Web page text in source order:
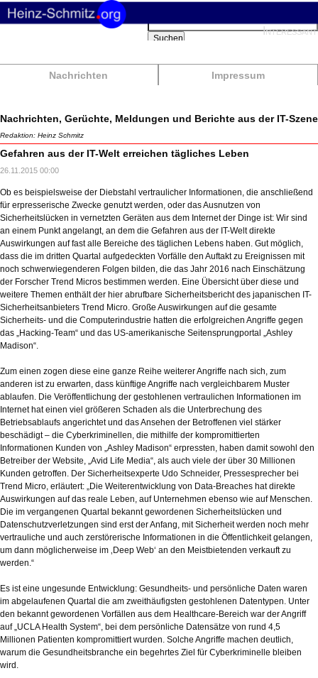
Nachrichten Impressum
Suchbegriffe
Suchen
Nachrichten, Gerüchte, Meldungen und Berichte aus der IT-Szene
Redaktion: Heinz Schmitz
Gefahren aus der IT-Welt erreichen tägliches Leben
26.11.2015 00:00
Ob es beispielsweise der Diebstahl vertraulicher Informationen, die anschließend
für erpresserische Zwecke genutzt werden, oder das Ausnutzen von
Sicherheitslücken in vernetzten Geräten aus dem Internet der Dinge ist: Wir sind
an einem Punkt angelangt, an dem die Gefahren aus der IT-Welt direkte
Auswirkungen auf fast alle Bereiche des täglichen Lebens haben. Gut möglich,
dass die im dritten Quartal aufgedeckten Vorfälle den Auftakt zu Ereignissen mit
noch schwerwiegenderen Folgen bilden, die das Jahr 2016 nach Einschätzung
der Forscher Trend Micros bestimmen werden. Eine Übersicht über diese und
weitere Themen enthält der hier abrufbare Sicherheitsbericht des japanischen IT-
Sicherheitsanbieters Trend Micro. Große Auswirkungen auf die gesamte
Sicherheits- und die Computerindustrie hatten die erfolgreichen Angriffe gegen
das „Hacking-Team“ und das US-amerikanische Seitensprungportal „Ashley
Madison“.
Zum einen zogen diese eine ganze Reihe weiterer Angriffe nach sich, zum
anderen ist zu erwarten, dass künftige Angriffe nach vergleichbarem Muster
ablaufen. Die Veröffentlichung der gestohlenen vertraulichen Informationen im
Internet hat einen viel größeren Schaden als die Unterbrechung des
Betriebsablaufs angerichtet und das Ansehen der Betroffenen viel stärker
beschädigt – die Cyberkriminellen, die mithilfe der kompromittierten
Informationen Kunden von „Ashley Madison“ erpressten, haben damit sowohl den
Betreiber der Website, „Avid Life Media“, als auch viele der über 30 Millionen
Kunden getroffen. Der Sicherheitsexperte Udo Schneider, Pressesprecher bei
Trend Micro, erläutert: „Die Weiterentwicklung von Data-Breaches hat direkte
Auswirkungen auf das reale Leben, auf Unternehmen ebenso wie auf Menschen.
Die im vergangenen Quartal bekannt gewordenen Sicherheitslücken und
Datenschutzverletzungen sind erst der Anfang, mit Sicherheit werden noch mehr
vertrauliche und auch zerstörerische Informationen in die Öffentlichkeit gelangen,
um dann möglicherweise im ‚Deep Web‘ an den Meistbietenden verkauft zu
werden.“
Es ist eine ungesunde Entwicklung: Gesundheits- und persönliche Daten waren
im abgelaufenen Quartal die am zweithäufigsten gestohlenen Datentypen. Unter
den bekannt gewordenen Vorfällen aus dem Healthcare-Bereich war der Angriff
auf „UCLA Health System“, bei dem persönliche Datensätze von rund 4,5
Millionen Patienten kompromittiert wurden. Solche Angriffe machen deutlich,
warum die Gesundheitsbranche ein begehrtes Ziel für Cyberkriminelle bleiben
wird.